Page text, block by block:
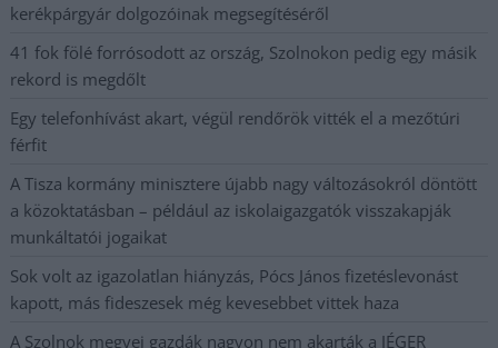
kerékpárgyár dolgozóinak megsegítéséről
41 fok fölé forrósodott az ország, Szolnokon pedig egy másik
rekord is megdőlt
Egy telefonhívást akart, végül rendőrök vitték el a mezőtúri
férfit
A Tisza kormány minisztere újabb nagy változásokról döntött
a közoktatásban – például az iskolaigazgatók visszakapják
munkáltatói jogaikat
Sok volt az igazolatlan hiányzás, Pócs János fizetéslevonást
kapott, más fideszesek még kevesebbet vittek haza
A Szolnok megyei gazdák nagyon nem akarták a JÉGER